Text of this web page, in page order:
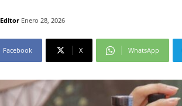
Editor Enero 28, 2026
Facebook X WhatsApp